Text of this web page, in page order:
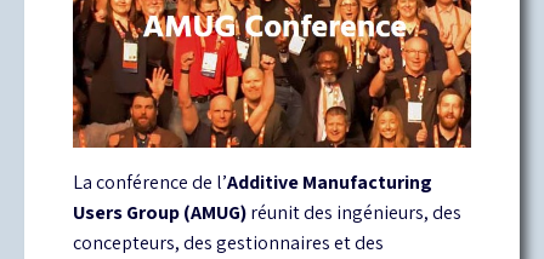
La conférence de l’Additive Manufacturing
Users Group (AMUG)réunit des ingénieurs, des
concepteurs, des gestionnaires et des